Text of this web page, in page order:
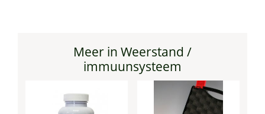
Meer in Weerstand /
immuunsysteem